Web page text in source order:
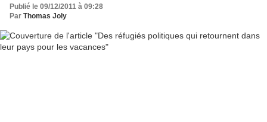
Publié le 09/12/2011 à 09:28
Par Thomas Joly